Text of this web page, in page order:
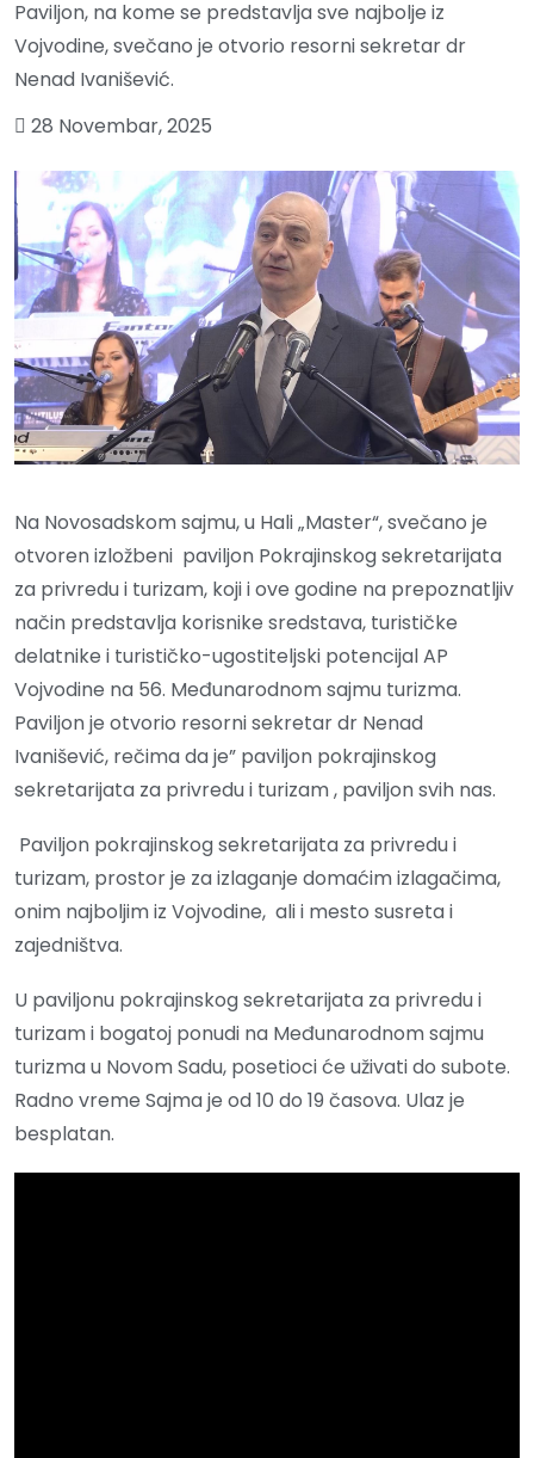
Paviljon, na kome se predstavlja sve najbolje iz
Vojvodine, svečano je otvorio resorni sekretar dr
Nenad Ivanišević.
28 Novembar, 2025
Na Novosadskom sajmu, u Hali „Master“, svečano je
otvoren izložbeni paviljon Pokrajinskog sekretarijata
za privredu i turizam, koji i ove godine na prepoznatljiv
način predstavlja korisnike sredstava, turističke
delatnike i turističko-ugostiteljski potencijal AP
Vojvodine na 56. Međunarodnom sajmu turizma.
Paviljon je otvorio resorni sekretar dr Nenad
Ivanišević, rečima da je” paviljon pokrajinskog
sekretarijata za privredu i turizam , paviljon svih nas.
Paviljon pokrajinskog sekretarijata za privredu i
turizam, prostor je za izlaganje domaćim izlagačima,
onim najboljim iz Vojvodine, ali i mesto susreta i
zajedništva.
U paviljonu pokrajinskog sekretarijata za privredu i
turizam i bogatoj ponudi na Međunarodnom sajmu
turizma u Novom Sadu, posetioci će uživati do subote.
Radno vreme Sajma je od 10 do 19 časova. Ulaz je
besplatan.